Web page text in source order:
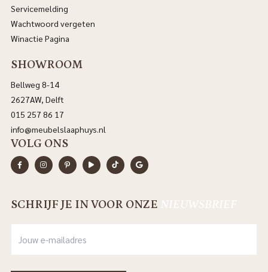
Servicemelding
Wachtwoord vergeten
Winactie Pagina
SHOWROOM
Bellweg 8-14
2627AW, Delft
015 257 86 17
info@meubelslaaphuys.nl
VOLG ONS
SCHRIJF JE IN VOOR ONZE NIEUWSBRIEF